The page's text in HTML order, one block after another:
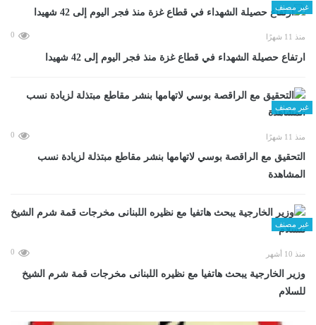
غير مصنف
منذ 11 شهرًا 0
ارتفاع حصيلة الشهداء في قطاع غزة منذ فجر اليوم إلى 42 شهيدا
غير مصنف
منذ 11 شهرًا 0
التحقيق مع الراقصة بوسي لاتهامها بنشر مقاطع مبتذلة لزيادة نسب
المشاهدة
غير مصنف
منذ 10 أشهر 0
وزير الخارجية يبحث هاتفيا مع نظيره اللبنانى مخرجات قمة شرم الشيخ
للسلام